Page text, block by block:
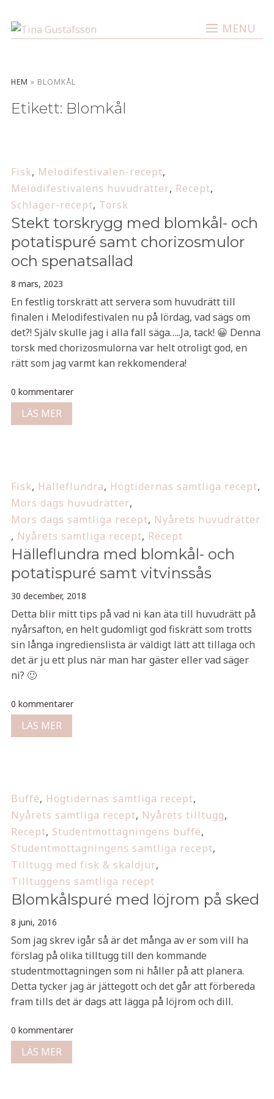
MENU
HEM » BLOMKÅL
Etikett: Blomkål
Fisk, Melodifestivalen-recept,
Melodifestivalens huvudrätter, Recept,
Schlager-recept, Torsk
Stekt torskrygg med blomkål- och
potatispuré samt chorizosmulor
och spenatsallad
8 mars, 2023
En festlig torskrätt att servera som huvudrätt till
finalen i Melodifestivalen nu på lördag, vad sägs om
det?! Själv skulle jag i alla fall säga…..Ja, tack! 😀 Denna
torsk med chorizosmulorna var helt otroligt god, en
rätt som jag varmt kan rekkomendera!
0 kommentarer
LÄS MER
Fisk, Hälleflundra, Högtidernas samtliga recept,
Mors dags huvudrätter,
Mors dags samtliga recept, Nyårets huvudrätter
, Nyårets samtliga recept, Recept
Hälleflundra med blomkål- och
potatispuré samt vitvinssås
30 december, 2018
Detta blir mitt tips på vad ni kan äta till huvudrätt på
nyårsafton, en helt gudomligt god fiskrätt som trotts
sin långa ingredienslista är väldigt lätt att tillaga och
det är ju ett plus när man har gäster eller vad säger
ni? 🙂
0 kommentarer
LÄS MER
Buffé, Högtidernas samtliga recept,
Nyårets samtliga recept, Nyårets tilltugg,
Recept, Studentmottagningens buffé,
Studentmottagningens samtliga recept,
Tilltugg med fisk & skaldjur,
Tilltuggens samtliga recept
Blomkålspuré med löjrom på sked
8 juni, 2016
Som jag skrev igår så är det många av er som vill ha
förslag på olika tilltugg till den kommande
studentmottagningen som ni håller på att planera.
Detta tycker jag är jättegott och det går att förbereda
fram tills det är dags att lägga på löjrom och dill.
0 kommentarer
LÄS MER